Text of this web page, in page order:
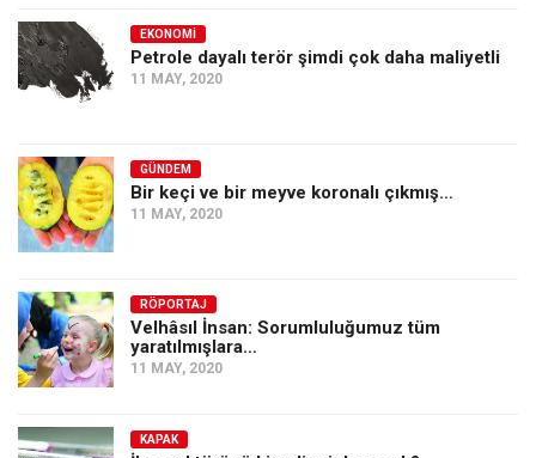
Türkiye
Siyaset
Dünya
Asya
Amerika
Avustralya
Tarih
Düşünce
EKONOMI
Petrole dayalı terör şimdi çok daha maliyetli
11 MAY, 2020
GÜNDEM
Bir keçi ve bir meyve koronalı çıkmış…
11 MAY, 2020
RÖPORTAJ
Velhâsıl İnsan: Sorumluluğumuz tüm
yaratılmışlara…
11 MAY, 2020
KAPAK